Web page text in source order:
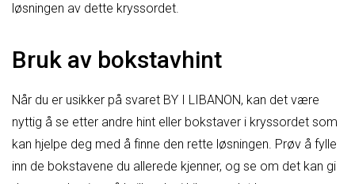
løsningen av dette kryssordet.
Bruk av bokstavhint
Når du er usikker på svaret BY I LIBANON, kan det være
nyttig å se etter andre hint eller bokstaver i kryssordet som
kan hjelpe deg med å finne den rette løsningen. Prøv å fylle
inn de bokstavene du allerede kjenner, og se om det kan gi